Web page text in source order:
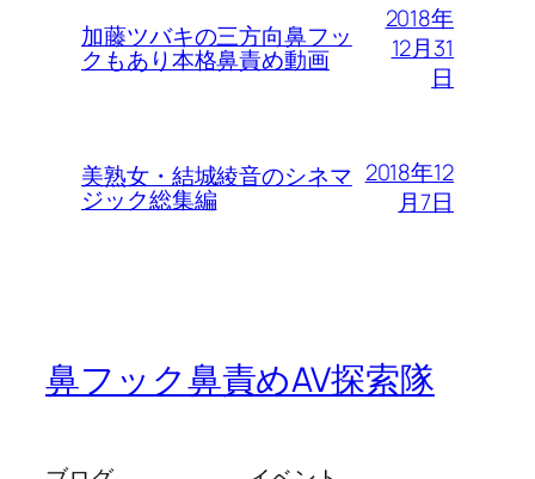
加藤ツバキの三方向鼻フッ
クもあり本格鼻責め動画
2018年
12月31
日
美熟女・結城綾音のシネマ
ジック総集編
2018年12
月7日
鼻フック鼻責めAV探索隊